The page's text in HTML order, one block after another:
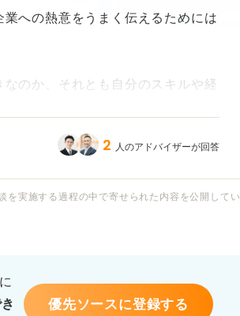
への熱意をうまく伝えるためには
のか、それとも自分のスキルや経
とした理由ではなく、採用担当者
思うような、志望理由の効果的な
2 人のアドバイザーが回答
実施する過程の中で寄せられた内容を公開してい
優先ソースに登録する